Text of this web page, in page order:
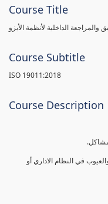
Course Title
والمراجعة الداخلية لأنظمة الأيزو
Course Subtitle
ISO 19011:2018
Course Description
في النظام الاداري أو